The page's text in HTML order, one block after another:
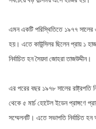
এমন একটি পরিস্থিতিতে ১৯৭৭
হয়। এতে কাউন্সিলর ছিলেন প্রায় ১
নির্বাচিত হন সৈয়দা জোহরা তাজউদ্দীন।
এর পরের বছর ১৯৭৮ সালের রাষ্ট্রপতি
থেকে ৫ মার্চ হোটেল ইডেন প্রাঙ্গণে
সম্মেলনটি। এতে সভাপতি নির্বাচিত